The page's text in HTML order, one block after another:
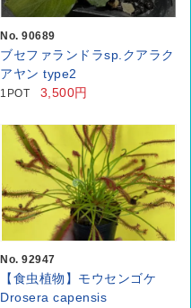
No. 90689
ブセファランドラsp.クアラク
アヤン type2
1POT 3,500円
No. 92947
【食虫植物】モウセンゴケ
Drosera capensis